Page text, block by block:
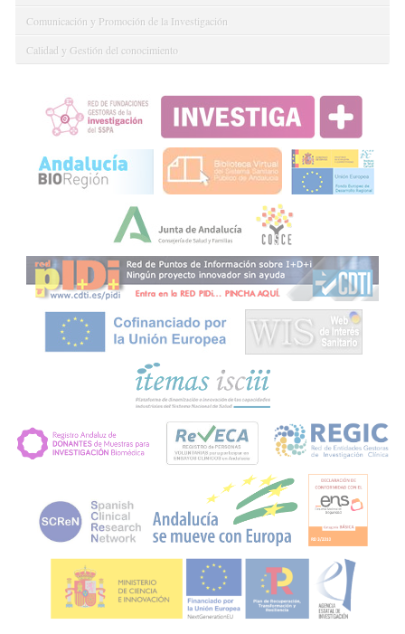
Comunicación y Promoción de la Investigación
Calidad y Gestión del conocimiento